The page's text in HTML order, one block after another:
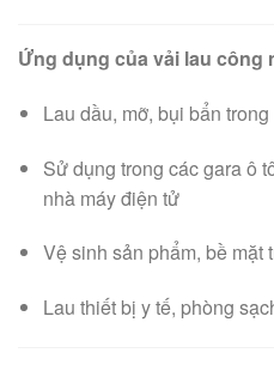
Ứng dụng của vải lau công
Lau dầu, mỡ, bụi bẩn
Sử dụng trong các gara ô
nhà máy điện tử
Vệ sinh sản phẩm, bề mặt
Lau thiết bị y tế, phòng